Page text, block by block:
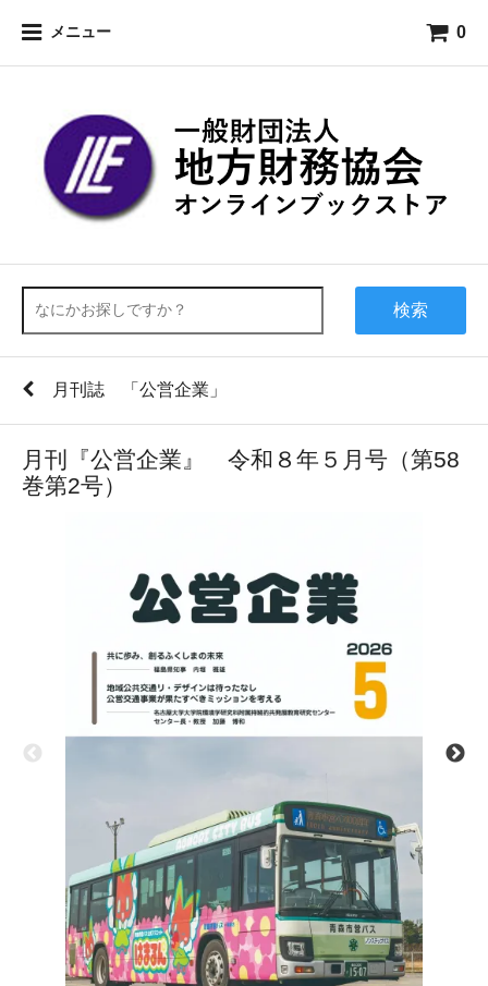
メニュー 0
検索
月刊誌 「公営企業」
月刊『公営企業』 令和８年５月号（第58
巻第2号）